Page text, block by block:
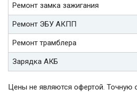
Ремонт замка зажигания
Ремонт ЭБУ АКПП
Ремонт трамблера
Зарядка АКБ
Цены не являются офертой. Точную